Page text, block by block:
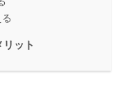
ット